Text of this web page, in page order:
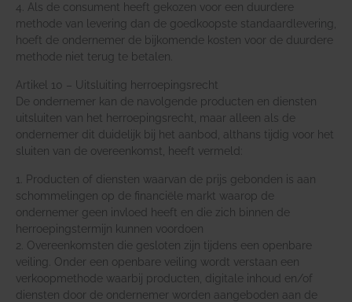
4. Als de consument heeft gekozen voor een duurdere
methode van levering dan de goedkoopste standaardlevering,
hoeft de ondernemer de bijkomende kosten voor de duurdere
methode niet terug te betalen.
Artikel 10 – Uitsluiting herroepingsrecht
De ondernemer kan de navolgende producten en diensten
uitsluiten van het herroepingsrecht, maar alleen als de
ondernemer dit duidelijk bij het aanbod, althans tijdig voor het
sluiten van de overeenkomst, heeft vermeld:
1. Producten of diensten waarvan de prijs gebonden is aan
schommelingen op de financiële markt waarop de
ondernemer geen invloed heeft en die zich binnen de
herroepingstermijn kunnen voordoen
2. Overeenkomsten die gesloten zijn tijdens een openbare
veiling. Onder een openbare veiling wordt verstaan een
verkoopmethode waarbij producten, digitale inhoud en/of
diensten door de ondernemer worden aangeboden aan de